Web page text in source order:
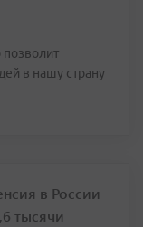
в нашу страну
в России
тысячи